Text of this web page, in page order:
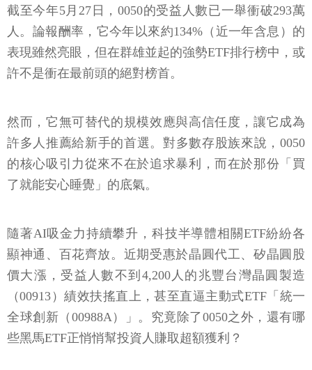
截至今年5月27日，0050的受益人數已一舉衝破293萬
人。論報酬率，它今年以來約134%（近一年含息）的
表現雖然亮眼，但在群雄並起的強勢ETF排行榜中，或
許不是衝在最前頭的絕對榜首。
然而，它無可替代的規模效應與高信任度，讓它成為
許多人推薦給新手的首選。對多數存股族來說，0050
的核心吸引力從來不在於追求暴利，而在於那份「買
了就能安心睡覺」的底氣。
隨著AI吸金力持續攀升，科技半導體相關ETF紛紛各
顯神通、百花齊放。近期受惠於晶圓代工、矽晶圓股
價大漲，受益人數不到4,200人的兆豐台灣晶圓製造
（00913）績效扶搖直上，甚至直逼主動式ETF「統一
全球創新（00988A）」。究竟除了0050之外，還有哪
些黑馬ETF正悄悄幫投資人賺取超額獲利？